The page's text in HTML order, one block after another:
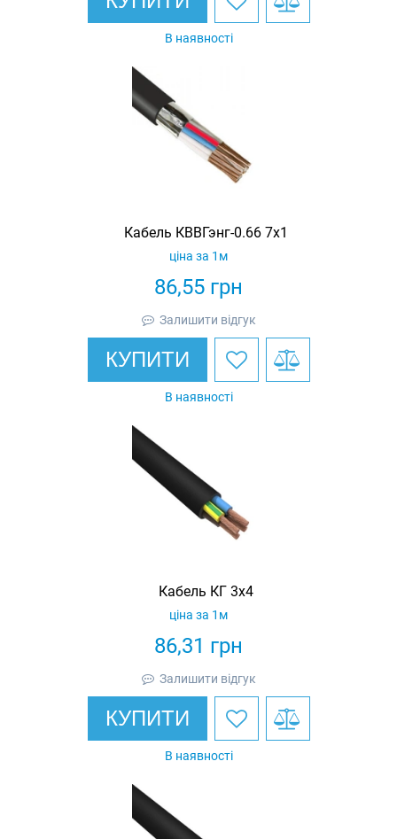
В наявності
Кабель КВВГэнг-0.66 7х1
86,55 грн
ціна за 1м
Залишити відгук
КУПИТИ
В наявності
Кабель КГ 3х4
86,31 грн
ціна за 1м
Залишити відгук
КУПИТИ
В наявності